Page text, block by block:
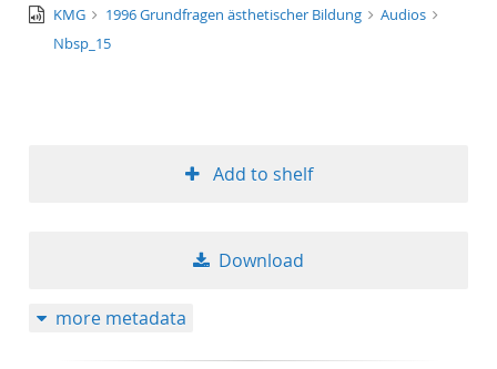
audio/x-
wav
KMG 1996 Grundfragen ästhetischer Bildung
Audios
Nbsp_15
Add to shelf
Download
more metadata